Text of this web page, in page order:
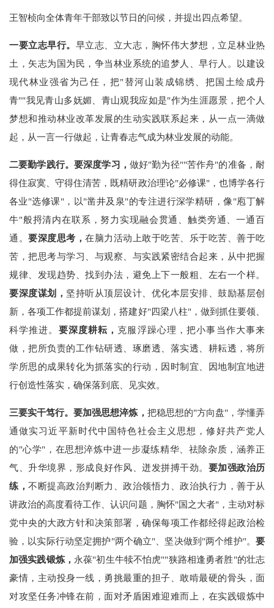
王智桢向全体青年干部致以节日的问候，并提出四点希望。
一要立志早行。 早立志、立大志，胸怀伟大梦想，立足林业热
土，矢志为国为民，争当林业系统的追梦人、早行人。以建设
现代林业强省为己任，把"替河山装成锦绣、把国土绘成丹
青""我见青山多妩媚、青山观我应如是"作为生涯愿景，把个人
梦想和推动林业改革发展的生动实践联系起来，从一点一滴做
起，从一言一行做起，让青春志气成为林业发展的动能。
二要勤学践行。要深度学习， 做好"勤为径""苦作舟"的准备，耐
得住寂寞、守得住清苦，既精研政治理论"必修课"，也博学各行
各业"选修课"，以"凿井及泉"的专注进行深学精研，像"庖丁解
牛"般捋清内在联系，努力实现融会贯通、触类旁通、一通百
通。 要深度思考， 在脑力活动上敢于吃苦、乐于吃苦、善于吃
苦，把思考与学习、与观察、与实践紧密结合起来，从中把握
规律、发现趋势、找到办法，避免上下一般粗、左右一个样。
要深度谋划， 坚持听从顶层设计、优化本层安排、鼓励基层创
新，各项工作都提前谋划，搭建好"四梁八柱"，做到抓住要领、
科学推进。 要深度耕耘， 克服浮躁心理，把小事当作大事来
做，把所负责的工作钻研透、琢磨透、落实透、耕耘透，将所
学所思的成果转化为抓落实的行动，因时制宜、因地制宜地进
行创造性落实，确保落到底、见实效。
三要实干笃行。要加强思想淬炼， 把稳思想的"方向盘"，学懂弄
通做实习近平新时代中国特色社会主义思想，修好共产党人
的"心学"，在思想淬炼中进一步凝练精华、祛除杂质，涵养正
气、升华境界，形成良好作风、迸发拼搏干劲。 要加强政治历
练， 不断提高政治判断力、政治领悟力、政治执行力，善于从
讲政治的高度看待工作、认识问题，胸怀"国之大者"，主动对标
党中央的大政方针和决策部署，确保每项工作都经得起政治检
验，以实际行动坚定拥护"两个确立"、坚决做到"两个维护"。 要
加强实践锻炼， 永葆"初生牛犊不怕虎""狭路相逢勇者胜"的壮志
豪情，主动投身一线，勇挑最重的担子、敢啃最硬的骨头，面
对攻坚任务冲锋在前，面对矛盾困难迎难而上，在实践锻炼中